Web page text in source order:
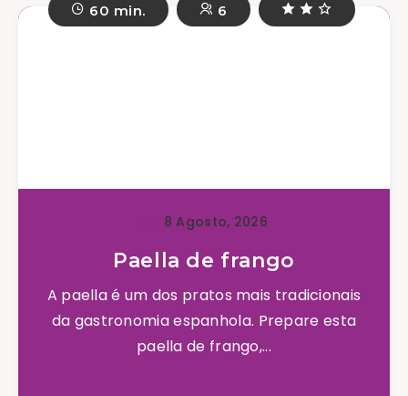
60 min. 6
8 Agosto, 2026
Paella de frango
A paella é um dos pratos mais tradicionais
da gastronomia espanhola. Prepare esta
paella de frango,...